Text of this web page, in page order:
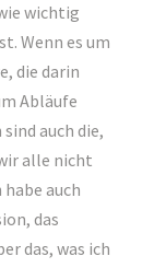
wichtig
Wenn es um
die darin
Abläufe
auch die,
alle nicht
auch
das
das, was ich